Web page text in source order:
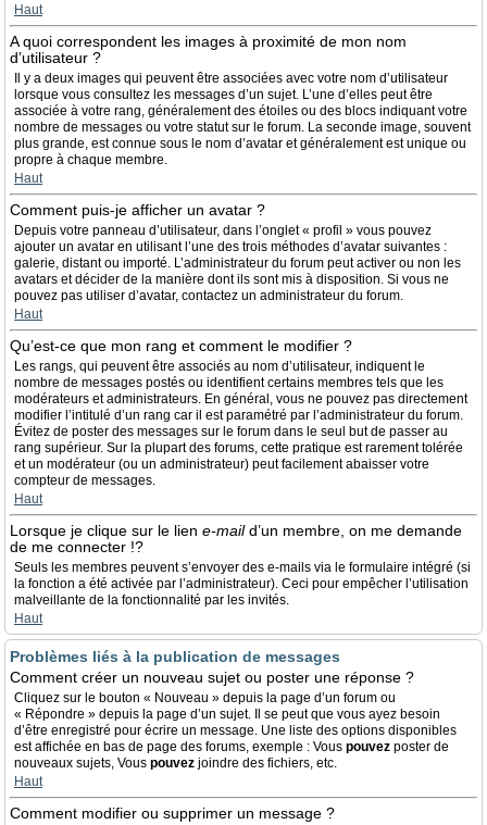
Haut
A quoi correspondent les images à proximité de mon nom
d’utilisateur ?
Il y a deux images qui peuvent être associées avec votre nom d’utilisateur
lorsque vous consultez les messages d’un sujet. L’une d’elles peut être
associée à votre rang, généralement des étoiles ou des blocs indiquant votre
nombre de messages ou votre statut sur le forum. La seconde image, souvent
plus grande, est connue sous le nom d’avatar et généralement est unique ou
propre à chaque membre.
Haut
Comment puis-je afficher un avatar ?
Depuis votre panneau d’utilisateur, dans l’onglet « profil » vous pouvez
ajouter un avatar en utilisant l’une des trois méthodes d’avatar suivantes :
galerie, distant ou importé. L’administrateur du forum peut activer ou non les
avatars et décider de la manière dont ils sont mis à disposition. Si vous ne
pouvez pas utiliser d’avatar, contactez un administrateur du forum.
Haut
Qu’est-ce que mon rang et comment le modifier ?
Les rangs, qui peuvent être associés au nom d’utilisateur, indiquent le
nombre de messages postés ou identifient certains membres tels que les
modérateurs et administrateurs. En général, vous ne pouvez pas directement
modifier l’intitulé d’un rang car il est paramétré par l’administrateur du forum.
Évitez de poster des messages sur le forum dans le seul but de passer au
rang supérieur. Sur la plupart des forums, cette pratique est rarement tolérée
et un modérateur (ou un administrateur) peut facilement abaisser votre
compteur de messages.
Haut
Lorsque je clique sur le lien e-maild’un membre, on me demande
de me connecter !?
Seuls les membres peuvent s’envoyer des e-mails via le formulaire intégré (si
la fonction a été activée par l’administrateur). Ceci pour empêcher l’utilisation
malveillante de la fonctionnalité par les invités.
Haut
Problèmes liés à la publication de messages
Comment créer un nouveau sujet ou poster une réponse ?
Cliquez sur le bouton « Nouveau » depuis la page d’un forum ou
« Répondre » depuis la page d’un sujet. Il se peut que vous ayez besoin
d’être enregistré pour écrire un message. Une liste des options disponibles
est affichée en bas de page des forums, exemple : Vous pouvez poster de
nouveaux sujets, Vous pouvez joindre des fichiers, etc.
Haut
Comment modifier ou supprimer un message ?